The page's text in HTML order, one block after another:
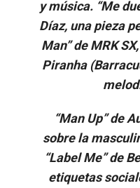
y música. “Me
Díaz, una pieza
Man” de MRK
Piranha
“Man Up” de
sobre la
“Label Me” de
etiquetas